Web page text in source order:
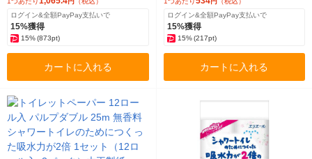
ログイン&全額PayPay支払いで
15%獲得
15%(873pt)
カートに入れる
ログイン&全額PayPay支払いで
15%獲得
15% (217pt)
カートに入れる